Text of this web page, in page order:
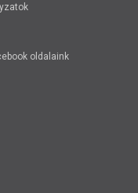
oldalaink